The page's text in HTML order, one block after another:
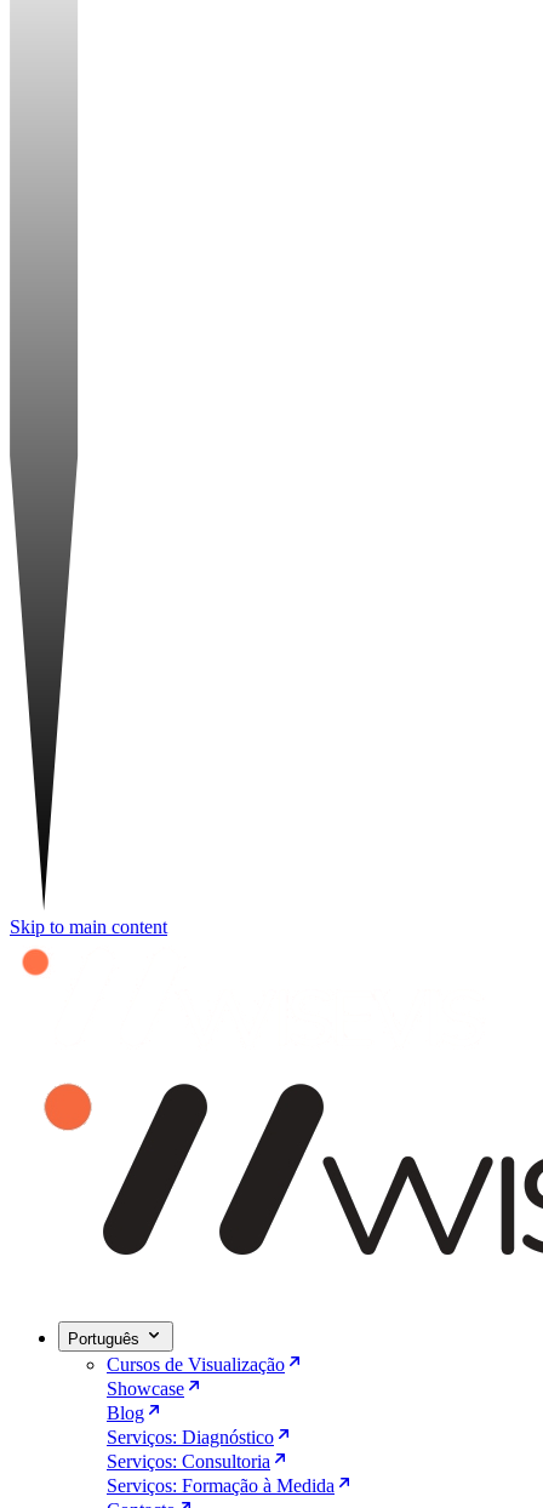
Skip to main content
Português
Cursos de Visualização
Showcase
Blog
Serviços: Diagnóstico
Serviços: Consultoria
Serviços: Formação à Medida